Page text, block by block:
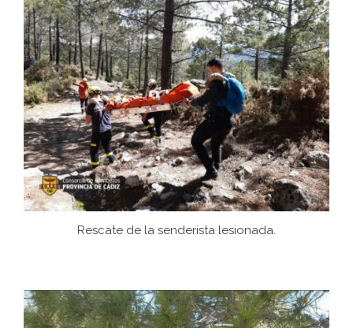
Rescate de la senderista lesionada.